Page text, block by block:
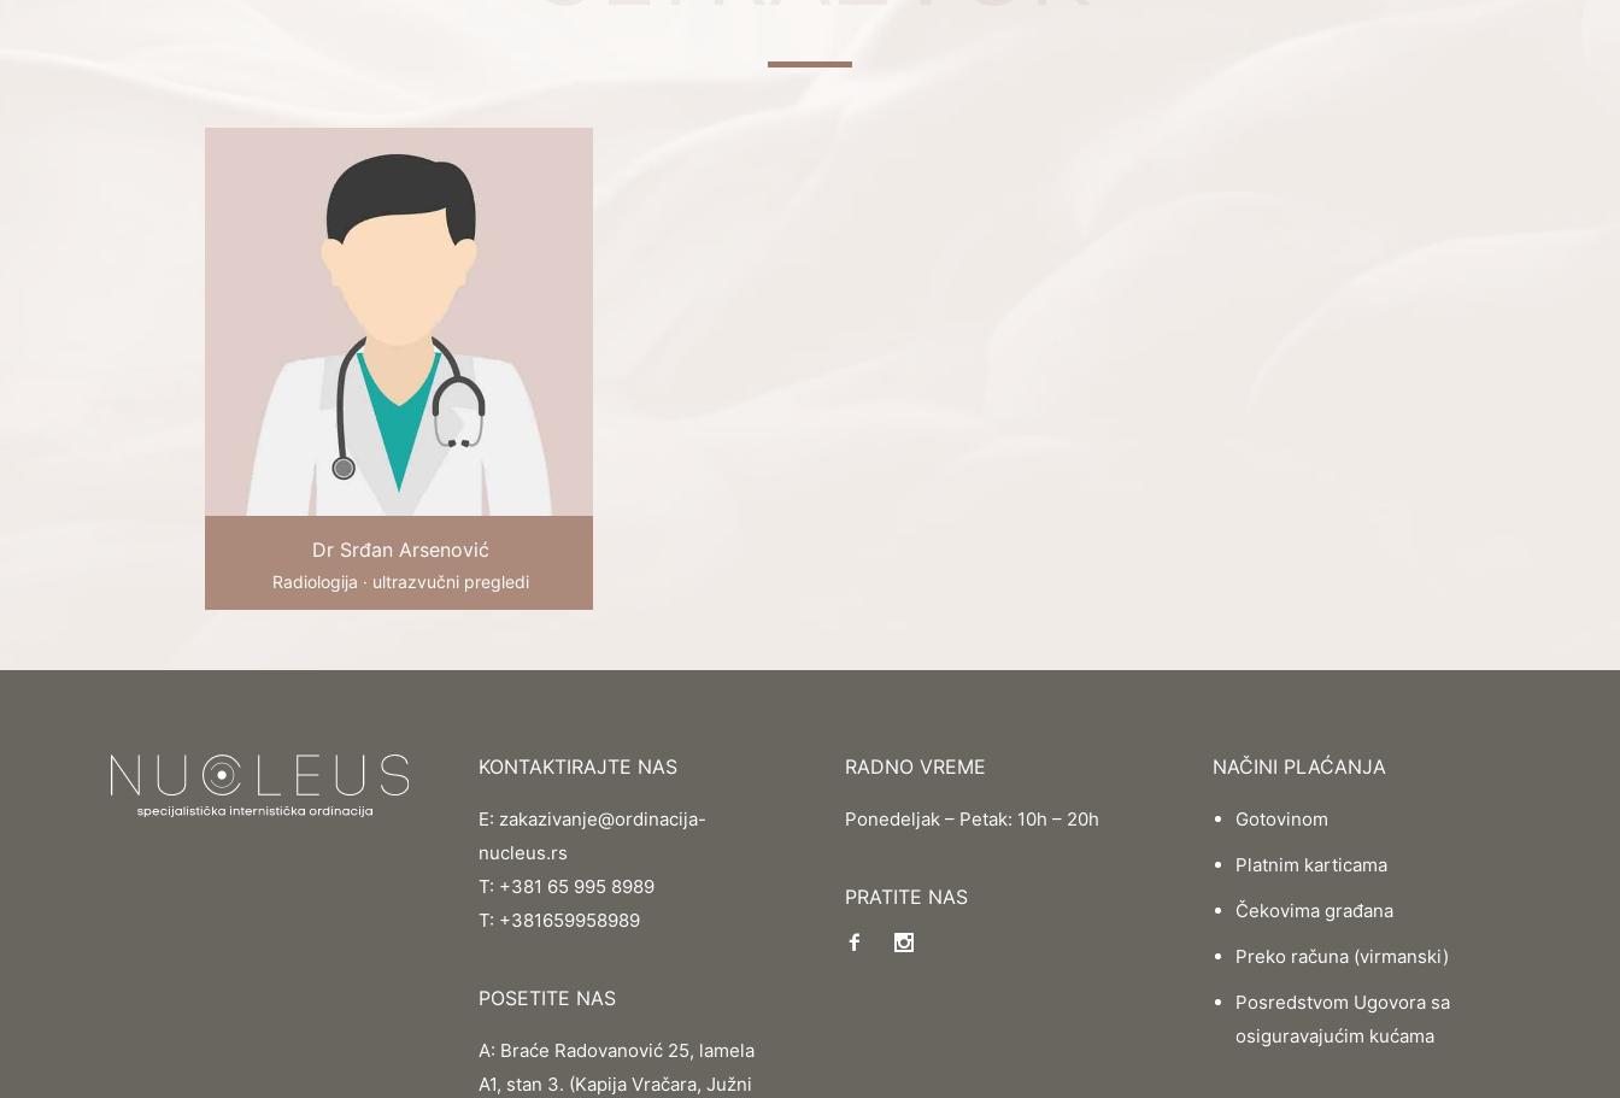
Dr Srđan Arsenović
Radiologija · ultrazvučni pregledi
KONTAKTIRAJTE NAS
E: zakazivanje@ordinacija-
nucleus.rs
T: +381 65 995 8989
T: +381659958989
POSETITE NAS
A: Braće Radovanović 25, lamela
A1, stan 3. (Kapija Vračara, Južni
RADNO VREME
Ponedeljak – Petak: 10h – 20h
PRATITE NAS
NAČINI PLAĆANJA
Gotovinom
Platnim karticama
Čekovima građana
Preko računa (virmanski)
Posredstvom Ugovora sa
osiguravajućim kućama